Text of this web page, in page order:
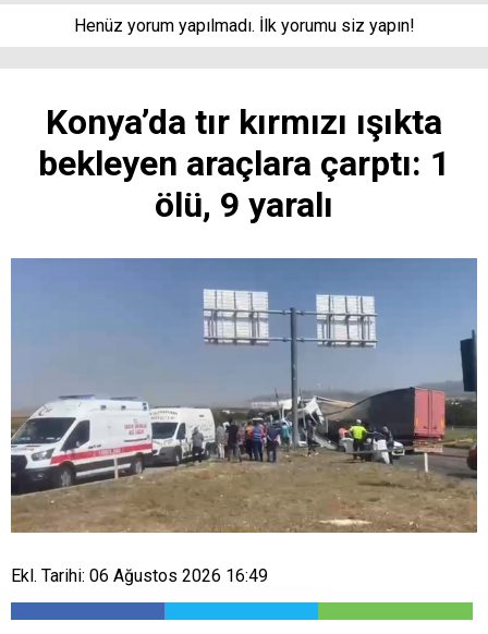
Henüz yorum yapılmadı. İlk yorumu siz yapın!
Konya’da tır kırmızı ışıkta
bekleyen araçlara çarptı: 1
ölü, 9 yaralı
Ekl. Tarihi: 06 Ağustos 2026 16:49